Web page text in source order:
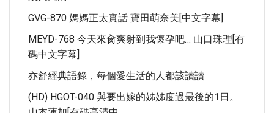
GVG-870 媽媽正太實話 寶田萌奈美[中文字幕]
MEYD-768 今天來肏爽射到我懷孕吧… 山口珠理[有
碼中文字幕]
亦舒經典語錄，每個愛生活的人都該讀讀
(HD) HGOT-040 與要出嫁的姊姊度過最後的1日。